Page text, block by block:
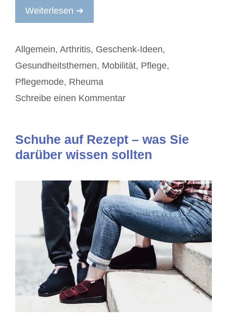
Weiterlesen ➔
Kategorien
Allgemein, Arthritis, Geschenk-Ideen,
Gesundheitsthemen, Mobilität, Pflege,
Pflegemode, Rheuma
Schreibe einen Kommentar
Schuhe auf Rezept – was Sie
darüber wissen sollten